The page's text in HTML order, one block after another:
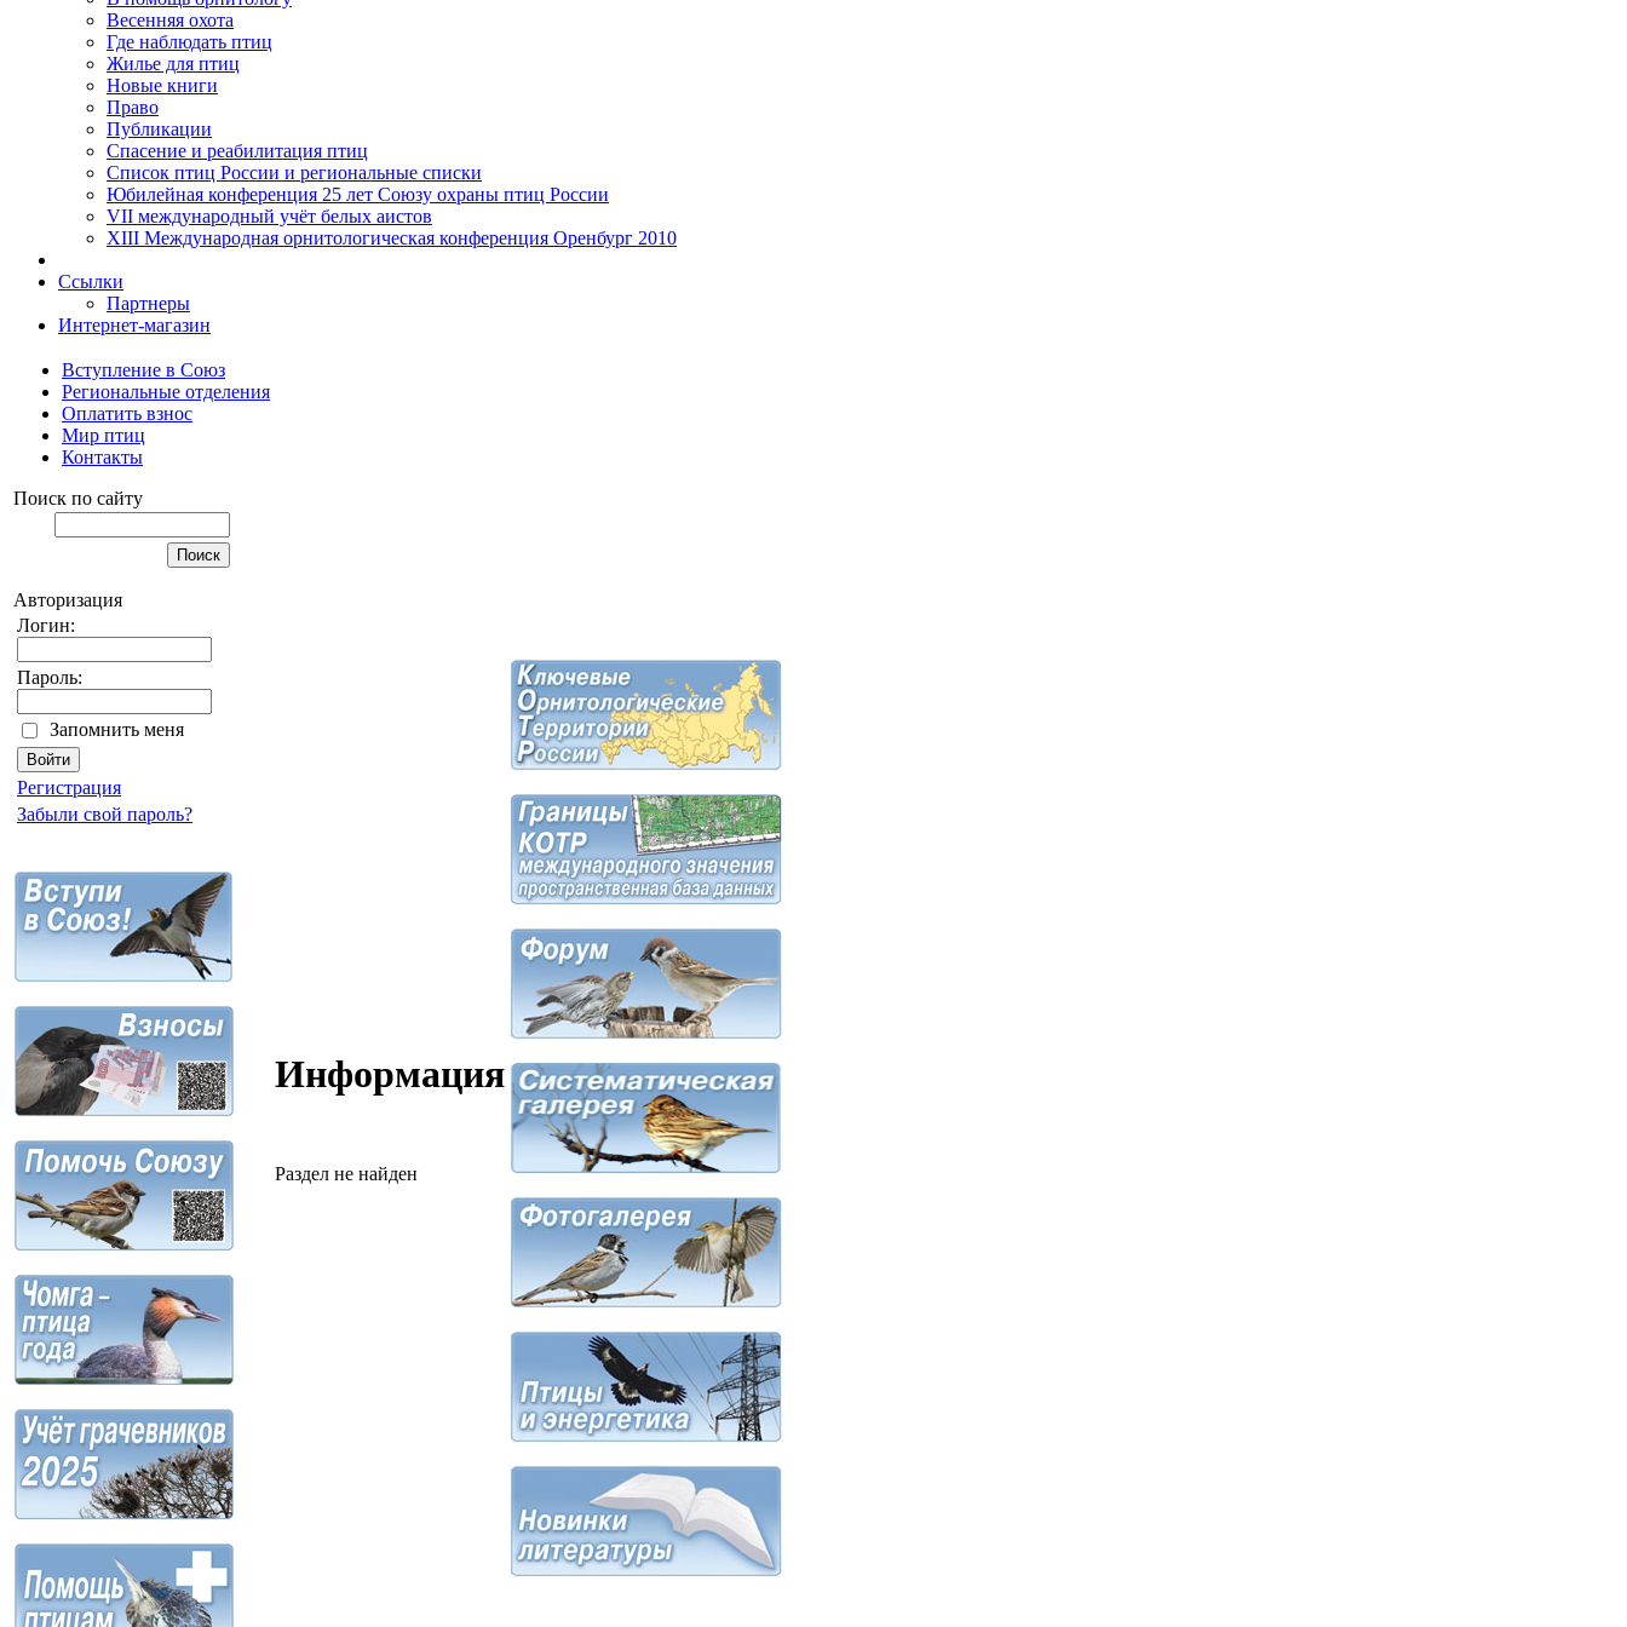
Весенняя охота
Где наблюдать птиц
Жилье для птиц
Новые книги
Право
Публикации
Спасение и реабилитация птиц
Список птиц России и региональные списки
Юбилейная конференция 25 лет Союзу охраны птиц России
VII международный учёт белых аистов
XIII Международная орнитологическая конференция Оренбург 2010
Ссылки
Партнеры
Интернет-магазин
Вступление в Союз
Региональные отделения
Оплатить взнос
Мир птиц
Контакты
Поиск по сайту
Авторизация
Логин:
Пароль:
Запомнить меня
Регистрация
Забыли свой пароль?
Информация
Раздел не найден